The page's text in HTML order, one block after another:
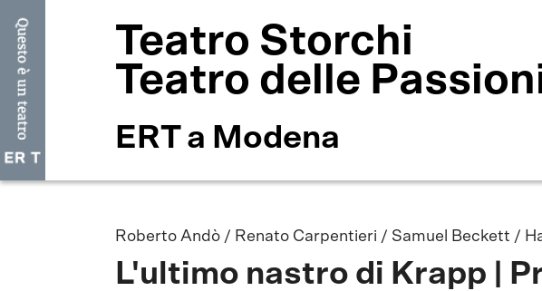
Teatro Storchi
Teatro delle
ERT a Modena
Roberto Andò / Renato Carpentieri / Samuel Beckett /
L'ultimo nastro di Krapp |